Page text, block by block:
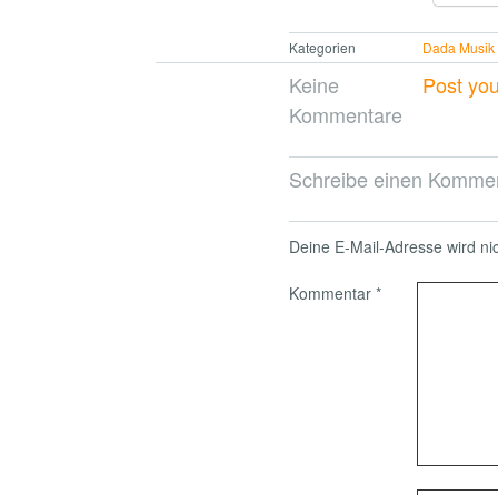
Kategorien Dada Musik
Keine
Kommentare
Post
Schreibe einen
Deine E-Mail-Adresse wird
Kommentar *